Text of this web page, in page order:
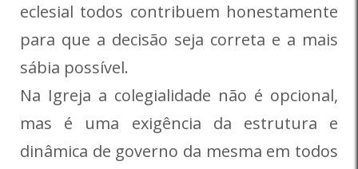
eclesial todos contribuem honestamente
para que a decisão seja correta e a mais
sábia possível.
Na Igreja a colegialidade não é opcional,
mas é uma exigência da estrutura e
dinâmica de governo da mesma em todos